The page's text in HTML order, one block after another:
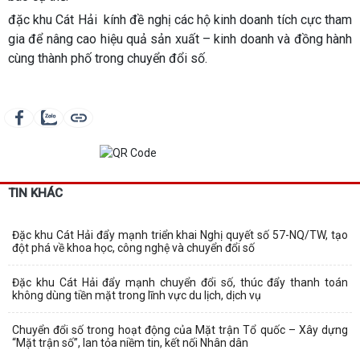
đặc khu Cát Hải kính đề nghị các hộ kinh doanh tích cực tham
gia để nâng cao hiệu quả sản xuất – kinh doanh và đồng hành
cùng thành phố trong chuyển đổi số.
TIN KHÁC
Đặc khu Cát Hải đẩy mạnh triển khai Nghị quyết số 57-NQ/TW, tạo
đột phá về khoa học, công nghệ và chuyển đổi số
Đặc khu Cát Hải đẩy mạnh chuyển đổi số, thúc đẩy thanh toán
không dùng tiền mặt trong lĩnh vực du lịch, dịch vụ
Chuyển đổi số trong hoạt động của Mặt trận Tổ quốc – Xây dựng
“Mặt trận số”, lan tỏa niềm tin, kết nối Nhân dân